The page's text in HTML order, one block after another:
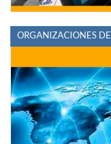
ORGANIZACIONES